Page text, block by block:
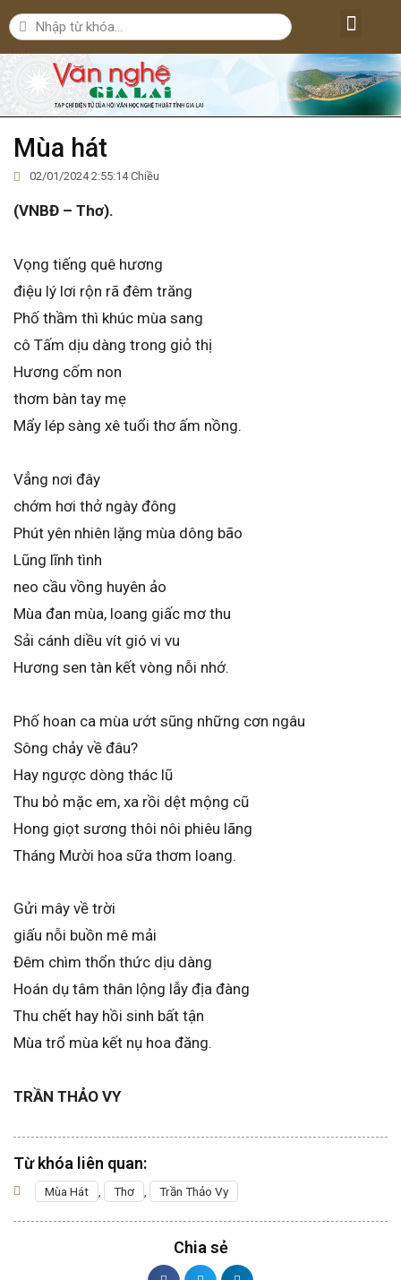
Mùa hát
02/01/2024 2:55:14 Chiều
(VNBĐ – Thơ).
Vọng tiếng quê hương
điệu lý lơi rộn rã đêm trăng
Phố thầm thì khúc mùa sang
cô Tấm dịu dàng trong giỏ thị
Hương cốm non
thơm bàn tay mẹ
Mẩy lép sàng xê tuổi thơ ấm nồng.
Vẳng nơi đây
chớm hơi thở ngày đông
Phút yên nhiên lặng mùa dông bão
Lũng lĩnh tình
neo cầu vồng huyên ảo
Mùa đan mùa, loang giấc mơ thu
Sải cánh diều vít gió vi vu
Hương sen tàn kết vòng nỗi nhớ.
Phố hoan ca mùa ướt sũng những cơn ngâu
Sông chảy về đâu?
Hay ngược dòng thác lũ
Thu bỏ mặc em, xa rồi dệt mộng cũ
Hong giọt sương thôi nôi phiêu lãng
Tháng Mười hoa sữa thơm loang.
Gửi mây về trời
giấu nỗi buồn mê mải
Đêm chìm thổn thức dịu dàng
Hoán dụ tâm thân lộng lẫy địa đàng
Thu chết hay hồi sinh bất tận
Mùa trổ mùa kết nụ hoa đăng.
TRẦN THẢO VY
Từ khóa liên quan:
Mùa Hát Thơ Trần Thảo Vy
Chia sẻ